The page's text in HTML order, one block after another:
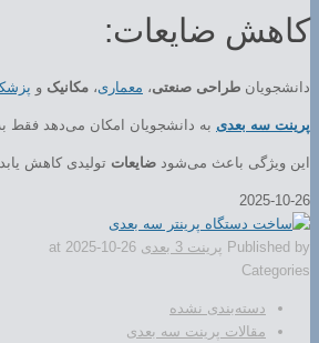
کاهش ضایعات:
دانشجویان طراحی صنعتی، معماری، مکانیک و
پرینت سه بعدی به دانشجویان امکان می‌دهد فقط به
این ویژگی باعث می‌شود ضایعات تولیدی کاهش
2025-10-26
Published by پرینت 3 بعدی at 2025-10-26
Categories
دسته‌بندی نشده
مقالات پرینت سه بعدی